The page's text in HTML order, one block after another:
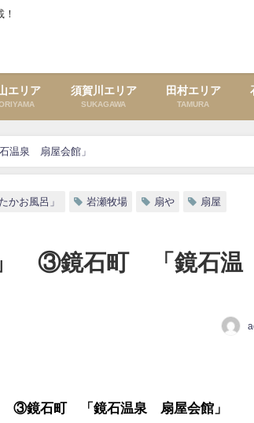
エリア 須賀川エリア
SUKAGAWA
田村エリア
TAMURA
温泉 扇屋会館」
かお風呂」 岩瀬牧場 扇や 扇屋
」 ③鏡石町 「鏡石温
③鏡石町 「鏡石温泉 扇屋会館」